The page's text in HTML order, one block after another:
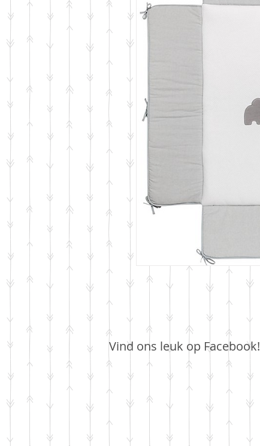
Vind ons leuk op Facebook!